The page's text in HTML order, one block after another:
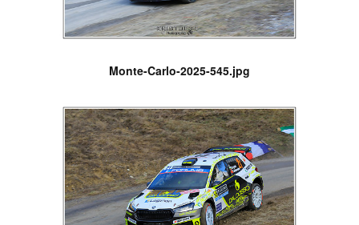
Monte-Carlo-2025-545.jpg